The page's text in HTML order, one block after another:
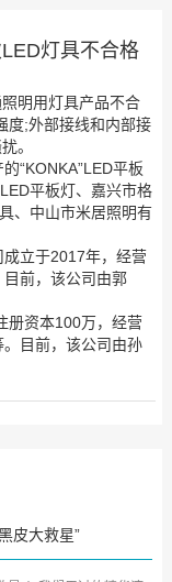
灯具不合格
明用灯具产品不合
度;外部接线和内部接
。
“KONKA”LED平板
平板灯、嘉兴市格
、中山市米居照明有
立于2017年，经营
前，该公司由郭
册资本100万，经营
目前，该公司由孙
皮大救星”